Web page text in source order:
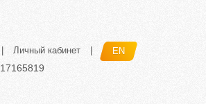
Личный кабинет EN
17165819